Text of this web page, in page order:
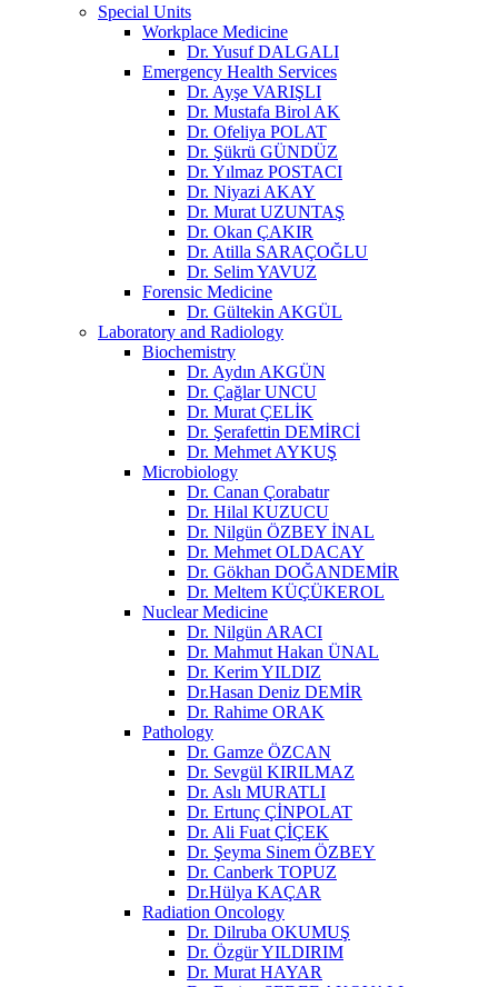
Special Units
Workplace Medicine
Dr. Yusuf DALGALI
Emergency Health Services
Dr. Ayşe VARIŞLI
Dr. Mustafa Birol AK
Dr. Ofeliya POLAT
Dr. Şükrü GÜNDÜZ
Dr. Yılmaz POSTACI
Dr. Niyazi AKAY
Dr. Murat UZUNTAŞ
Dr. Okan ÇAKIR
Dr. Atilla SARAÇOĞLU
Dr. Selim YAVUZ
Forensic Medicine
Dr. Gültekin AKGÜL
Laboratory and Radiology
Biochemistry
Dr. Aydın AKGÜN
Dr. Çağlar UNCU
Dr. Murat ÇELİK
Dr. Şerafettin DEMİRCİ
Dr. Mehmet AYKUŞ
Microbiology
Dr. Canan Çorabatır
Dr. Hilal KUZUCU
Dr. Nilgün ÖZBEY İNAL
Dr. Mehmet OLDACAY
Dr. Gökhan DOĞANDEMİR
Dr. Meltem KÜÇÜKEROL
Nuclear Medicine
Dr. Nilgün ARACI
Dr. Mahmut Hakan ÜNAL
Dr. Kerim YILDIZ
Dr.Hasan Deniz DEMİR
Dr. Rahime ORAK
Pathology
Dr. Gamze ÖZCAN
Dr. Sevgül KIRILMAZ
Dr. Aslı MURATLI
Dr. Ertunç ÇİNPOLAT
Dr. Ali Fuat ÇİÇEK
Dr. Şeyma Sinem ÖZBEY
Dr. Canberk TOPUZ
Dr.Hülya KAÇAR
Radiation Oncology
Dr. Dilruba OKUMUŞ
Dr. Özgür YILDIRIM
Dr. Murat HAYAR